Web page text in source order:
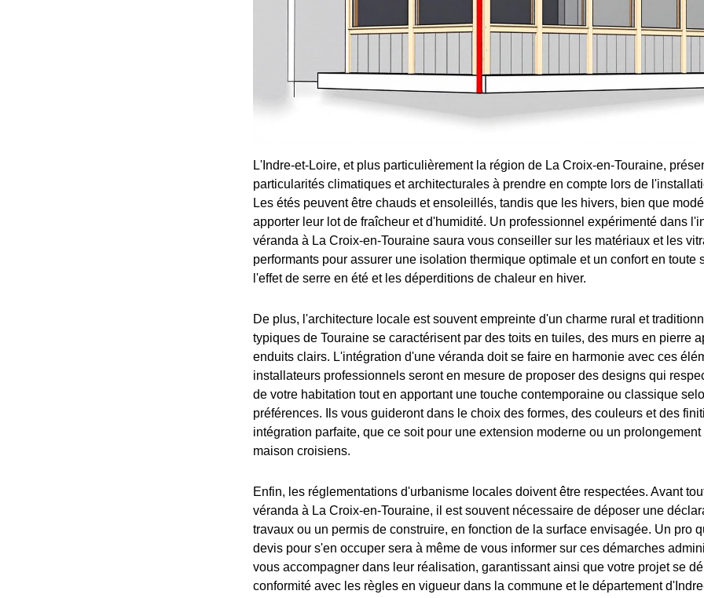
L'Indre-et-Loire, et plus particulièrement la région de La Croix-en-Touraine,
particularités climatiques et architecturales à prendre en compte lors de
Les étés peuvent être chauds et ensoleillés, tandis que les hivers, bien que
apporter leur lot de fraîcheur et d'humidité. Un professionnel expérimenté dans
véranda à La Croix-en-Touraine saura vous conseiller sur les matériaux et les
performants pour assurer une isolation thermique optimale et un confort en toute
l'effet de serre en été et les déperditions de chaleur en hiver.
De plus, l'architecture locale est souvent empreinte d'un charme rural et
typiques de Touraine se caractérisent par des toits en tuiles, des murs en pierre
enduits clairs. L'intégration d'une véranda doit se faire en harmonie avec ces
installateurs professionnels seront en mesure de proposer des designs qui
de votre habitation tout en apportant une touche contemporaine ou classique
préférences. Ils vous guideront dans le choix des formes, des couleurs et des
intégration parfaite, que ce soit pour une extension moderne ou un
maison croisiens.
Enfin, les réglementations d'urbanisme locales doivent être respectées. Avant
véranda à La Croix-en-Touraine, il est souvent nécessaire de déposer une
travaux ou un permis de construire, en fonction de la surface envisagée. Un pro
devis pour s'en occuper sera à même de vous informer sur ces démarches
vous accompagner dans leur réalisation, garantissant ainsi que votre projet se
conformité avec les règles en vigueur dans la commune et le département